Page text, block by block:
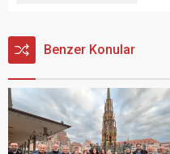
Benzer Konular